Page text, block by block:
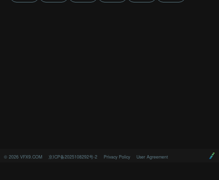
© 2026 VFX9.COM 京ICP备2025108292号-2 Privacy Policy User Agreement